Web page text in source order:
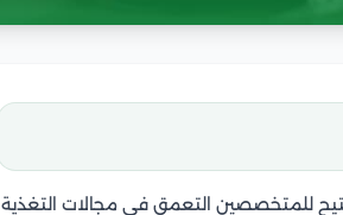
تتيح للمتخصصين التعمق في مجالات التغذية